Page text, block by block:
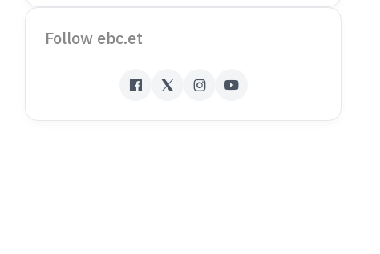
Follow ebc.et